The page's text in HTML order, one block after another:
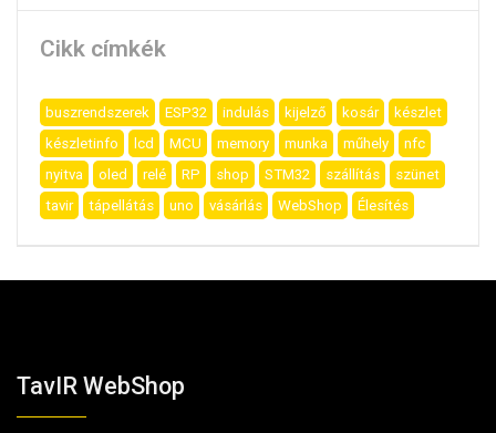
Cikk címkék
buszrendszerek ESP32 indulás kijelző kosár
készlet
készletinfo
lcd MCU memory munka műhely
nfc
nyitva
oled relé RP shop STM32 szállítás
szünet
tavir
tápellátás uno vásárlás WebShop Élesítés
TavIR WebShop